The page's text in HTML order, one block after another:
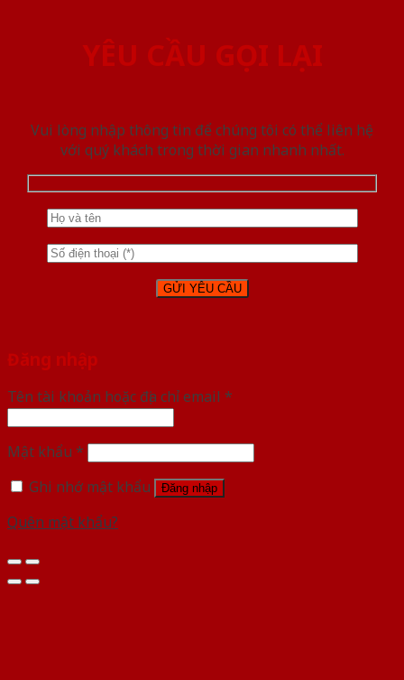
YÊU CẦU GỌI LẠI
Vui lòng nhập thông tin để chúng tôi có thể liên hệ
với quý khách trong thời gian nhanh nhất.
Đăng nhập
Tên tài khoản hoặc địa chỉ email *
Mật khẩu *
Ghi nhớ mật khẩu
Đăng nhập
Quên mật khẩu?